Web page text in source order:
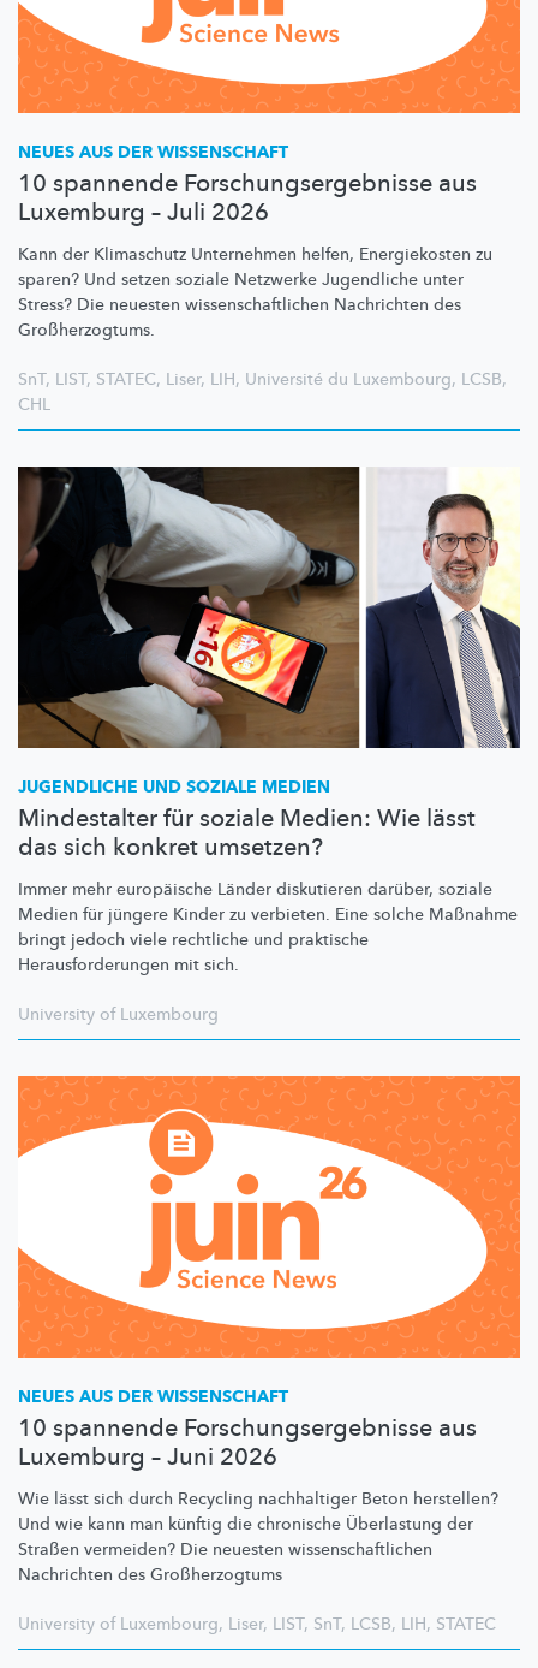
NEUES AUS DER WISSENSCHAFT
10 spannende Forschungsergebnisse aus
Luxemburg – Juli 2026
Kann der Klimaschutz Unternehmen helfen, Energiekosten zu
sparen? Und setzen soziale Netzwerke Jugendliche unter
Stress? Die neuesten wissenschaftlichen Nachrichten des
Großherzogtums.
SnT, LIST, STATEC, Liser, LIH, Université du Luxembourg, LCSB,
CHL
JUGENDLICHE UND SOZIALE MEDIEN
Mindestalter für soziale Medien: Wie lässt
das sich konkret umsetzen?
Immer mehr europäische Länder diskutieren darüber, soziale
Medien für jüngere Kinder zu verbieten. Eine solche Maßnahme
bringt jedoch viele rechtliche und praktische
Herausforderungen mit sich.
University of Luxembourg
NEUES AUS DER WISSENSCHAFT
10 spannende Forschungsergebnisse aus
Luxemburg – Juni 2026
Wie lässt sich durch Recycling nachhaltiger Beton herstellen?
Und wie kann man künftig die chronische Überlastung der
Straßen vermeiden? Die neuesten wissenschaftlichen
Nachrichten des Großherzogtums
University of Luxembourg, Liser, LIST, SnT, LCSB, LIH, STATEC